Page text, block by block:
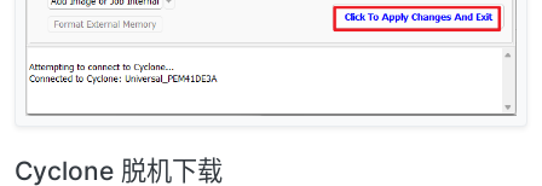
Cyclone 脱机下载